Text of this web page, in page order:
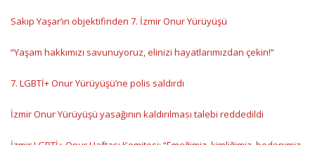
Sakıp Yaşar’ın objektifinden 7. İzmir Onur Yürüyüşü
“Yaşam hakkımızı savunuyoruz, elinizi hayatlarımızdan çekin!”
7. LGBTİ+ Onur Yürüyüşü’ne polis saldırdı
İzmir Onur Yürüyüşü yasağının kaldırılması talebi reddedildi